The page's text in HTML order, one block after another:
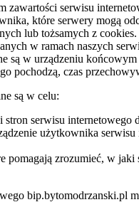
zawartości serwisu
które serwery mogą
lub tożsamych z
w ramach naszych
są w urządzeniu
pochodzą, czas
są w celu:
stron serwisu
użytkownika
pomagają zrozumieć, w
bip.bytomodrzanski.pl